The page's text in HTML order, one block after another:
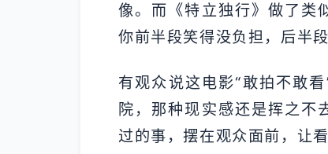
像。而《特立独行》做了类
你前半段笑得没负担，后半
有观众说这电影“敢拍不敢
院，那种现实感还是挥之不
过的事，摆在观众面前，让